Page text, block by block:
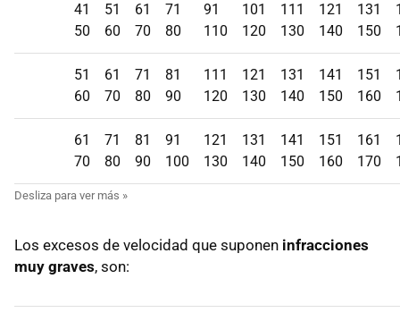
41
50
51
60
61
70
71
80
91
110
101
120
111
130
121
140
131
150
51
60
61
70
71
80
81
90
111
120
121
130
131
140
141
150
151
160
61
70
71
80
81
90
91
100
121
130
131
140
141
150
151
160
161
170
Los excesos de velocidad que suponen infracciones
muy graves, son: